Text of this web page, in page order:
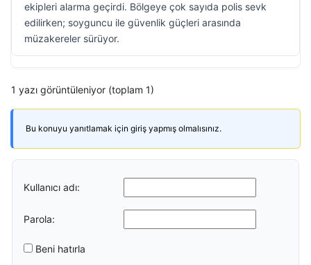
ekipleri alarma geçirdi. Bölgeye çok sayıda polis sevk
edilirken; soyguncu ile güvenlik güçleri arasında
müzakereler sürüyor.
1 yazı görüntüleniyor (toplam 1)
Bu konuyu yanıtlamak için giriş yapmış olmalısınız.
Kullanıcı adı:
Parola:
Beni hatırla